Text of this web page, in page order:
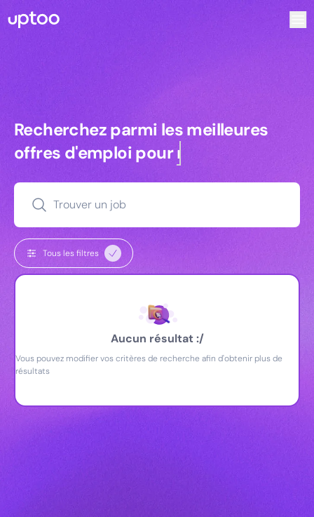
Recherchez parmi les meilleures
Recherchez parmi les meilleures
offres d'emploi pourmanagers
Trouver un job
Tous les filtres
Aucun résultat :/
Vous pouvez modifier vos critères de recherche afin d'obtenir plus de
résultats